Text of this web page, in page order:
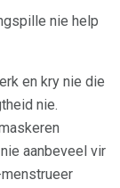
nie help
en kry nie die
nie.
aanbeveel vir